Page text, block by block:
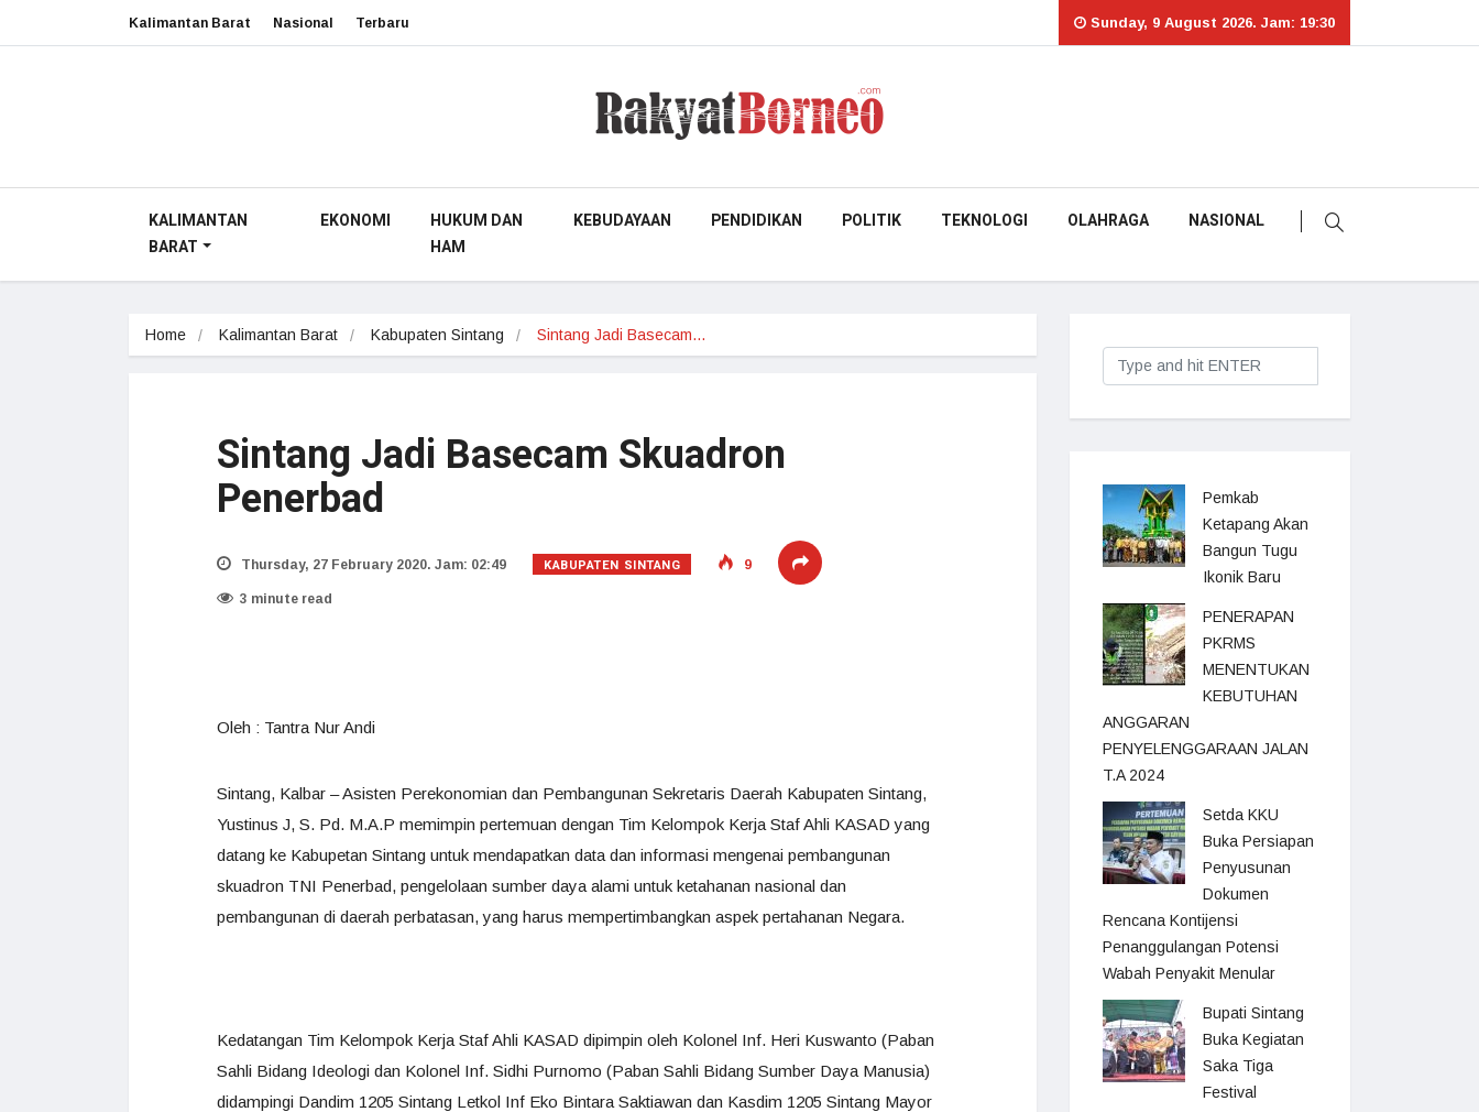
Kalimantan Barat Nasional Terbaru Sunday, 9 August 2026. Jam: 19:30
KALIMANTAN
BARAT
EKONOMI
HUKUM DAN
HAM
KEBUDAYAAN PENDIDIKAN POLITIK TEKNOLOGI OLAHRAGA NASIONAL
Home Kalimantan Barat Kabupaten Sintang Sintang Jadi Basecam…
Sintang Jadi Basecam Skuadron
Penerbad
Thursday, 27 February 2020. Jam: 02:49 KABUPATEN SINTANG 9
3 minute read
Oleh : Tantra Nur Andi
Sintang, Kalbar – Asisten Perekonomian dan Pembangunan Sekretaris Daerah Kabupaten Sintang,
Yustinus J, S. Pd. M.A.P memimpin pertemuan dengan Tim Kelompok Kerja Staf Ahli KASAD yang
datang ke Kabupetan Sintang untuk mendapatkan data dan informasi mengenai pembangunan
skuadron TNI Penerbad, pengelolaan sumber daya alami untuk ketahanan nasional dan
pembangunan di daerah perbatasan, yang harus mempertimbangkan aspek pertahanan Negara.
Kedatangan Tim Kelompok Kerja Staf Ahli KASAD dipimpin oleh Kolonel Inf. Heri Kuswanto (Paban
Sahli Bidang Ideologi dan Kolonel Inf. Sidhi Purnomo (Paban Sahli Bidang Sumber Daya Manusia)
didampingi Dandim 1205 Sintang Letkol Inf Eko Bintara Saktiawan dan Kasdim 1205 Sintang Mayor
Pemkab
Ketapang Akan
Bangun Tugu
Ikonik Baru
PENERAPAN
PKRMS
MENENTUKAN
KEBUTUHAN
ANGGARAN
PENYELENGGARAAN JALAN
T.A 2024
Setda KKU
Buka Persiapan
Penyusunan
Dokumen
Rencana Kontijensi
Penanggulangan Potensi
Wabah Penyakit Menular
Bupati Sintang
Buka Kegiatan
Saka Tiga
Festival